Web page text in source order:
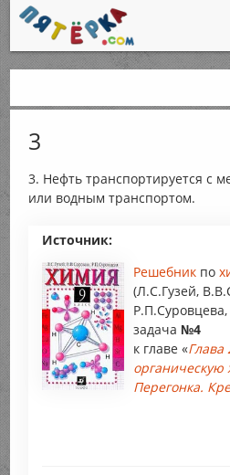
3
3. Нефть транспортируется с
или водным транспортом.
Источник:
Решебник по
(Л.С.Гузей,
Р.П.Суровцева,
задача №4
к главе «Глава
Перегонка.